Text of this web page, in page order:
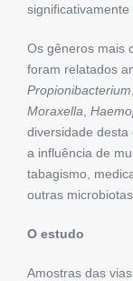
significativamente
Os gêneros mais
foram relatados
Propionibacterium
Moraxella
diversidade
a influência de
tabagismo,
outras
O estudo
Amostras das